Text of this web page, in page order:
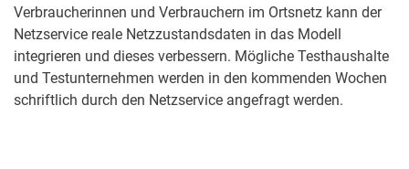
Verbraucherinnen und Verbrauchern im Ortsnetz kann der
Netzservice reale Netzzustandsdaten in das Modell
integrieren und dieses verbessern. Mögliche Testhaushalte
und Testunternehmen werden in den kommenden Wochen
schriftlich durch den Netzservice angefragt werden.